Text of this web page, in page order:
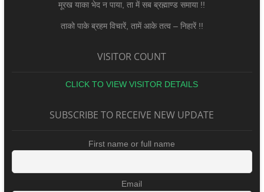
मूरख याका भेद न पाया, ता में सब ब्रह्माण्ड समाया !!
ताको पाके ब्रहम विचारें, तामें आके तत्व – निहारें !!
VISITOR COUNT
CLICK TO VIEW VISITOR DETAILS
SUBSCRIBE TO RECEIVE NEW UPDATE
First name or full name
Email